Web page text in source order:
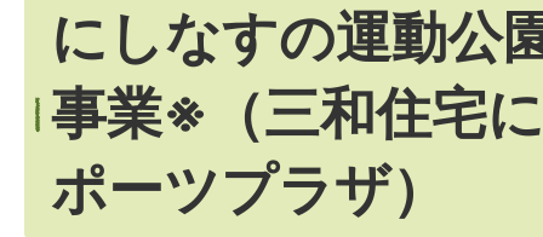
にしなすの運動公
事業※（三和住宅
ポーツプラザ）